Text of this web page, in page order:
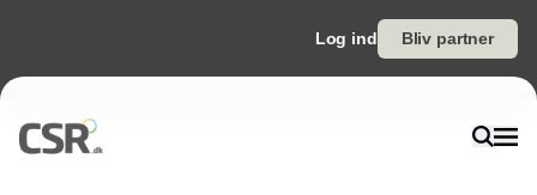
Log ind Bliv partner